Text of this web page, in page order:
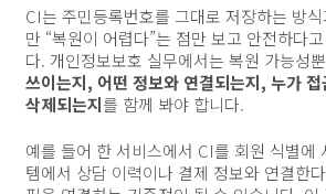
CI는 주민등록번호를 그대로 저장하는 방
만 “복원이 어렵다”는 점만 보고 안전하다
다. 개인정보보호 실무에서는 복원 가능성
쓰이는지, 어떤 정보와 연결되는지, 누가
삭제되는지를 함께 봐야 합니다.
예를 들어 한 서비스에서 CI를 회원 식별에
템에서 상담 이력이나 결제 정보와 연결한